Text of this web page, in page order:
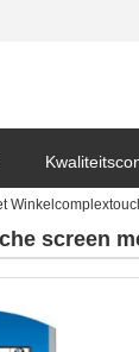
screen